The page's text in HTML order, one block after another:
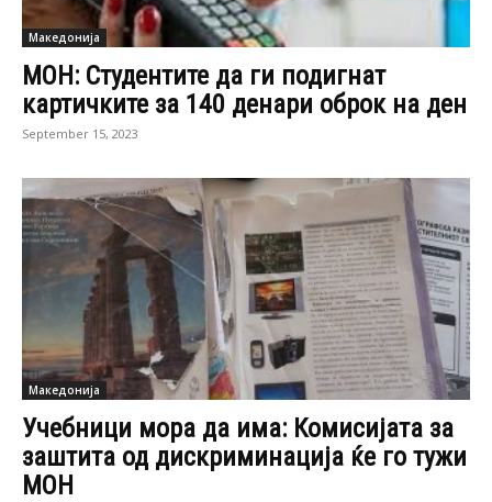
Македонија
МОН: Студентите да ги подигнат
картичките за 140 денари оброк на ден
September 15, 2023
Македонија
Учебници мора да има: Комисијата за
заштита од дискриминација ќе го тужи
МОН